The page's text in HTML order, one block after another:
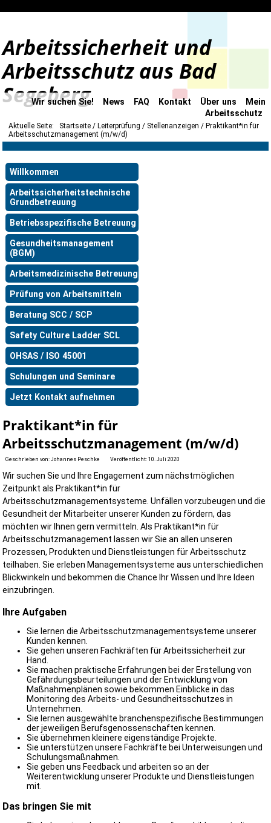
Arbeitssicherheit und
Arbeitsschutz aus Bad
Segeberg
Wir suchen Sie! News FAQ Kontakt Über uns
Mein
Arbeitsschutz
Aktuelle Seite: Startseite Leiterprüfung Stellenanzeigen
Praktikant*in für
Arbeitsschutzmanagement (m/w/d)
Willkommen
Arbeitssicherheitstechnische
Grundbetreuung
Betriebsspezifische Betreuung
Gesundheitsmanagement
(BGM)
Arbeitsmedizinische Betreuung
Prüfung von Arbeitsmitteln
Beratung SCC / SCP
Safety Culture Ladder SCL
OHSAS / ISO 45001
Schulungen und Seminare
Jetzt Kontakt aufnehmen
Praktikant*in für
Arbeitsschutzmanagement (m/w/d)
Geschrieben von:Johannes Peschke Veröffentlicht: 10. Juli 2020
Wir suchen Sie und Ihre Engagement zum nächstmöglichen
Zeitpunkt als Praktikant*in für
Arbeitsschutzmanagementsysteme. Unfällen vorzubeugen und die
Gesundheit der Mitarbeiter unserer Kunden zu fördern, das
möchten wir Ihnen gern vermitteln. Als Praktikant*in für
Arbeitsschutzmanagement lassen wir Sie an allen unseren
Prozessen, Produkten und Dienstleistungen für Arbeitsschutz
teilhaben. Sie erleben Managementsysteme aus unterschiedlichen
Blickwinkeln und bekommen die Chance Ihr Wissen und Ihre Ideen
einzubringen.
Ihre Aufgaben
Sie lernen die Arbeitsschutzmanagementsysteme unserer
Kunden kennen.
Sie gehen unseren Fachkräften für Arbeitssicherheit zur
Hand.
Sie machen praktische Erfahrungen bei der Erstellung von
Gefährdungsbeurteilungen und der Entwicklung von
Maßnahmenplänen sowie bekommen Einblicke in das
Monitoring des Arbeits- und Gesundheitsschutzes in
Unternehmen.
Sie lernen ausgewählte branchenspezifische Bestimmungen
der jeweiligen Berufsgenossenschaften kennen.
Sie übernehmen kleinere eigenständige Projekte.
Sie unterstützen unsere Fachkräfte bei Unterweisungen und
Schulungsmaßnahmen.
Sie geben uns Feedback und arbeiten so an der
Weiterentwicklung unserer Produkte und Dienstleistungen
mit.
Das bringen Sie mit